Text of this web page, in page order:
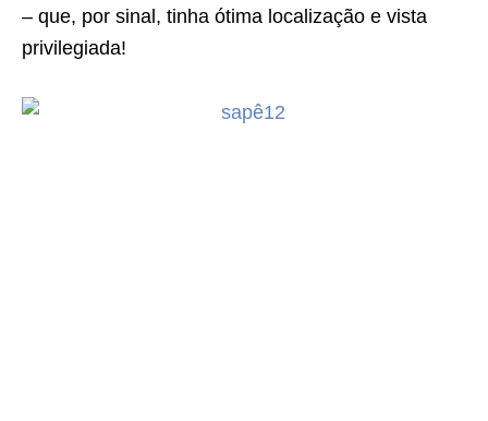
– que, por sinal, tinha ótima localização e vista
privilegiada!